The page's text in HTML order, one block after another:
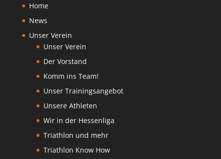
Home
News
Unser Verein
Unser Verein
Der Vorstand
Komm ins Team!
Unser Trainingsangebot
Unsere Athleten
Wir in der Hessenliga
Triathlon und mehr
Triathlon Know How